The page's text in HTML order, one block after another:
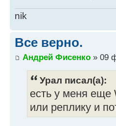
nik
Все верно.
Андрей Фисенко » 09
Урал писал(а):
есть у меня еще
или реплику и